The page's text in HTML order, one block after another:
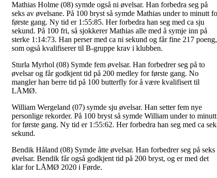
Mathias Holme (08) symde også ni øvelsar. Han forbedra seg på
seks av øvelsane. På 100 bryst så symde Mathias under to minutt
første gang. Ny tid er 1:55:85. Her forbedra han seg med ca sju
sekund. På 100 fri, så sjokkerer Mathias alle med å symje inn på
sterke 1:14:73. Han perser med ca ni sekund og får fine 217 poeng,
som også kvalifiserer til B-gruppe krav i klubben.
Sturla Myrhol (08) Symde fem øvelsar. Han forbedrer seg på to
øvelsar og får godkjent tid på 200 medley for første gang. No
mangler han berre tid på 100 butterfly for å være kvalifisert til
LÅMØ.
William Wergeland (07) symde sju øvelsar. Han setter fem nye
personlige rekorder. På 100 bryst så symde William under to minutt
for første gang. Ny tid er 1:55:62. Her forbedra han seg med ca
sekund.
Bendik Håland (08) Symde åtte øvelsar. Han forbedrer seg på seks
øvelsar. Bendik får også godkjent tid på 200 bryst, og er med det
klar for LÅMØ 2020 i Førde.